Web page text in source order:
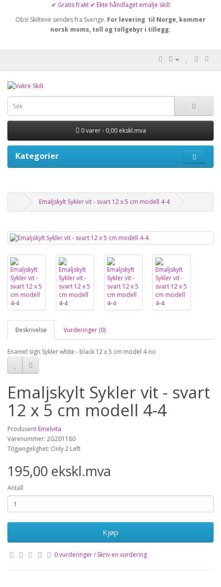
✔ Gratis frakt ✔ Ekte håndlaget emalje skilt
Obs! Skiltene sendes fra Sverige. For levering til Norge, kommer
norsk moms, toll og tollgebyr i tillegg.
0 varer - 0,00 ekskl.mva
Kategorier
Emaljskylt Sykler vit - svart 12 x 5 cm modell 4-4
Beskrivelse Vurderinger (0)
Enamel sign Sykler white - black 12 x 5 cm model 4-no
Emaljskylt Sykler vit - svart
12 x 5 cm modell 4-4
Produsent Emelvita
Varenummer: 2G201180
Tilgjengelighet: Only 2 Left
195,00 ekskl.mva
Antall
Kjøp
0 vurderinger/ Skriv en vurdering